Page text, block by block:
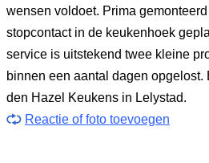
wensen voldoet. Prima
stopcontact in de keukenhoek
service is uitstekend twee kleine
binnen een aantal dagen opgelost.
den Hazel Keukens in Lelystad.
Reactie of foto toevoegen